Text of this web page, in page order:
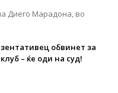
Диего Марадона, во
обвинет за
– ќе оди на суд!